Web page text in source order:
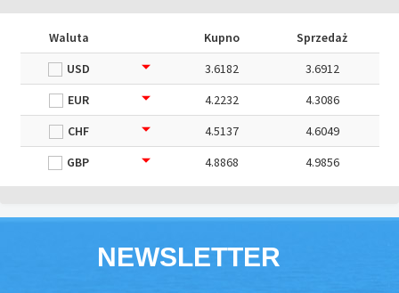
Waluta Kupno
Sprzedaż
USD
3.6182
3.6912
EUR
4.2232
4.3086
CHF
4.5137
4.6049
GBP
4.8868 4.9856
NEWSLETTER